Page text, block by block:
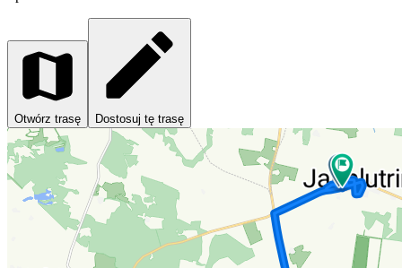
Otwórz trasę Dostosuj tę trasę